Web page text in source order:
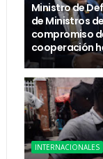
Ministro de
de Ministros
compromiso
cooperación
INTERNACIONALES